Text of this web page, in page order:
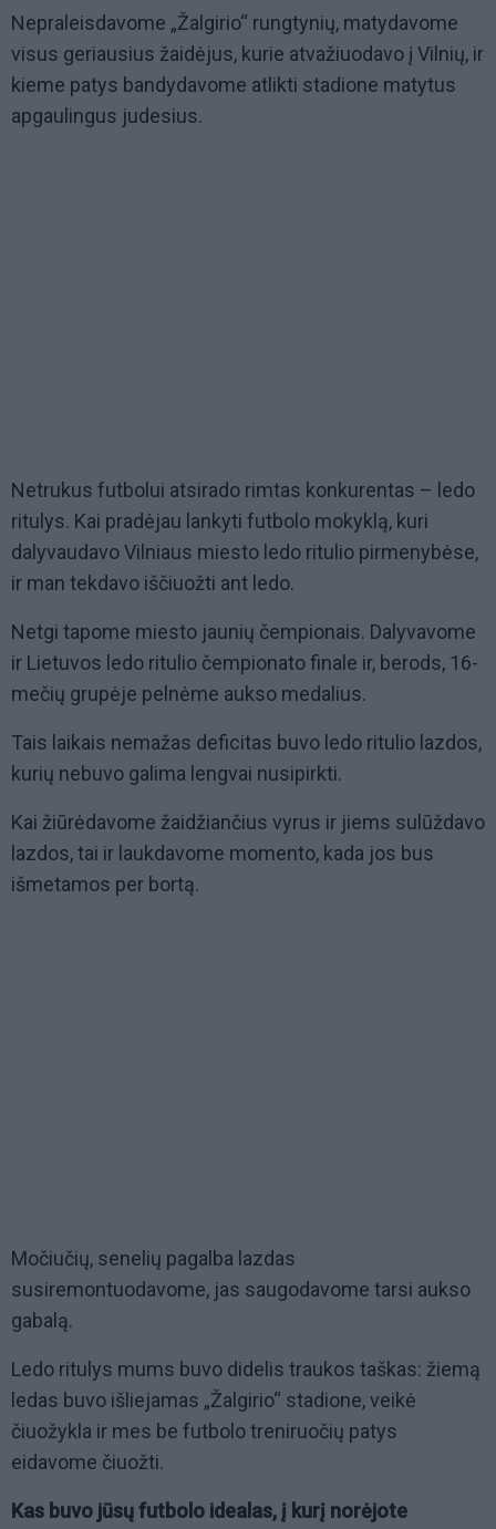
Nepraleisdavome „Žalgirio“ rungtynių, matydavome
visus geriausius žaidėjus, kurie atvažiuodavo į Vilnių, ir
kieme patys bandydavome atlikti stadione matytus
apgaulingus judesius.
Netrukus futbolui atsirado rimtas konkurentas – ledo
ritulys. Kai pradėjau lankyti futbolo mokyklą, kuri
dalyvaudavo Vilniaus miesto ledo ritulio pirmenybėse,
ir man tekdavo iščiuožti ant ledo.
Netgi tapome miesto jaunių čempionais. Dalyvavome
ir Lietuvos ledo ritulio čempionato finale ir, berods, 16-
mečių grupėje pelnėme aukso medalius.
Tais laikais nemažas deficitas buvo ledo ritulio lazdos,
kurių nebuvo galima lengvai nusipirkti.
Kai žiūrėdavome žaidžiančius vyrus ir jiems sulūždavo
lazdos, tai ir laukdavome momento, kada jos bus
išmetamos per bortą.
Močiučių, senelių pagalba lazdas
susiremontuodavome, jas saugodavome tarsi aukso
gabalą.
Ledo ritulys mums buvo didelis traukos taškas: žiemą
ledas buvo išliejamas „Žalgirio“ stadione, veikė
čiuožykla ir mes be futbolo treniruočių patys
eidavome čiuožti.
Kas buvo jūsų futbolo idealas, į kurį norėjote